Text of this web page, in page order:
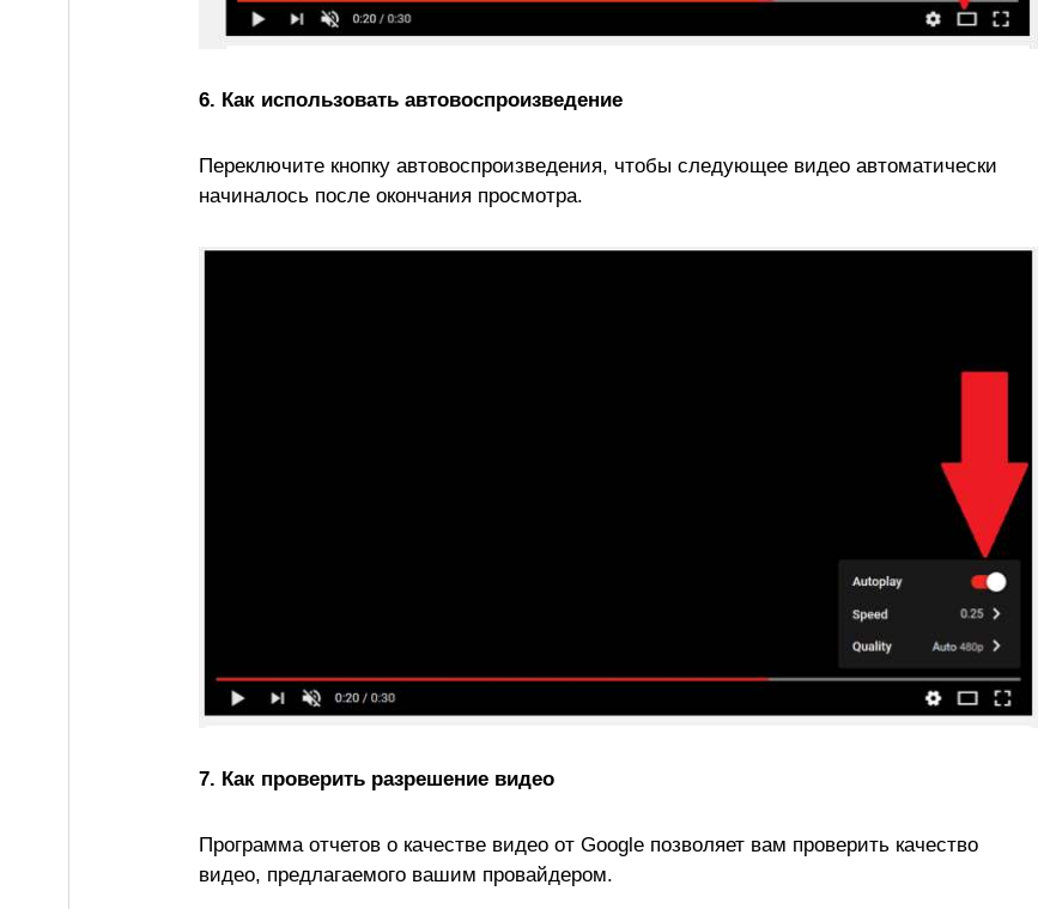
6. Как использовать автовоспроизведение
Переключите кнопку автовоспроизведения, чтобы следующее видео автоматически
начиналось после окончания просмотра.
7. Как проверить разрешение видео
Программа отчетов о качестве видео от Google позволяет вам проверить качество
видео, предлагаемого вашим провайдером.